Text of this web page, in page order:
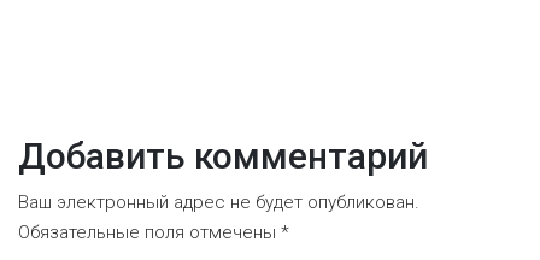
Добавить комментарий
Ваш электронный адрес не будет опубликован.
Обязательные поля отмечены *